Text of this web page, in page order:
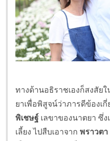
ทางด้านอธิราชเองก็สงสัย
ยาเพื่อพิสูจน์ว่าภารดีข้องเ
พิเชษฐ์ เลขาของนาตยา ซึ่
เลี้ยง ไปสืบเอาจาก พราวตา